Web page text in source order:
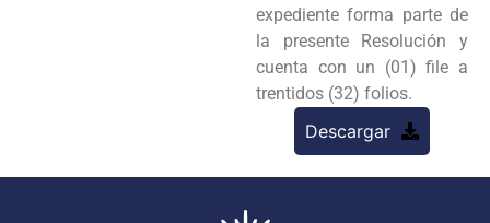
expediente forma parte de
la presente Resolución y
cuenta con un (01) file a
trentidos (32) folios.
Descargar